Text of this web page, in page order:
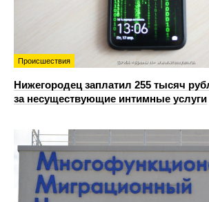
Происшествия
Нижегородец заплатил 255 тысяч
за несуществующие интимные услуги